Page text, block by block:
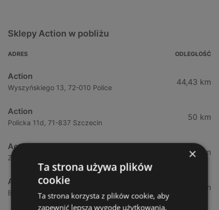
Sklepy Action w pobliżu
ADRES ODLEGŁOŚĆ
Action
Wyszyńskiego 13, 72-010 Police
44,43 km
Action
Policka 11d, 71-837 Szczecin
50 km
Action
Zielonogórska, 31, 71-084 Szczecin
55,3 km
Action
Bohaterów Warszawy, 40, 70-342 Szczecin
55,68 km
×
Ta strona używa plików
cookie
Ta strona korzysta z plików cookie, aby
zapewnić lepszą wygodę użytkowania.